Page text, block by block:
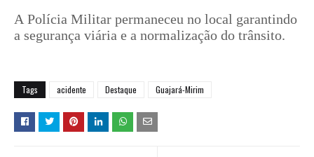
A Polícia Militar permaneceu no local garantindo
a segurança viária e a normalização do trânsito.
Tags acidente Destaque Guajará-Mirim